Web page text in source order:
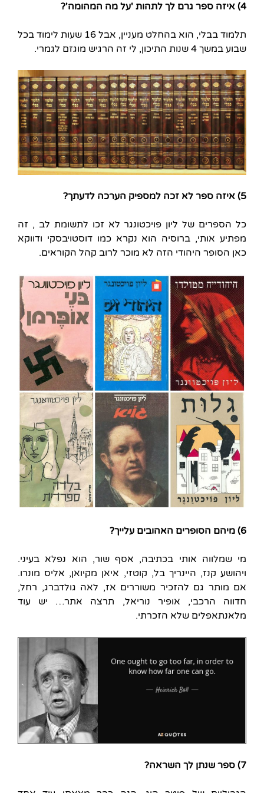
4) איזה ספר גרם לך לתהות 'על מה המהומה'?
תלמוד בבלי, הוא בהחלט מעניין, אבל 16 שעות לימוד בכל
שבוע במשך 4 שנות התיכון, לי זה הרגיש מוגזם לגמרי.
5) איזה ספר לא זכה למספיק הערכה לדעתך?
כל הספרים של ליון פויכטונגר לא זכו לתשומת לב , זה
מפתיע אותי, ברוסיה הוא נקרא כמו דוסטויבסקי ודווקא
כאן הסופר היהודי הזה לא מוכר לרוב קהל הקוראים.
6) מיהם הסופרים האהובים עלייך?
מי שמלווה אותי בכתיבה, אסף שור, הוא נפלא בעיני.
ויהושע קנז, היינריך בל, קוטזי, איאן מקיואן, אליס מונרו.
אם מותר גם להזכיר משוררים אז, לאה גולדברג, רחל,
חדווה הרכבי, אופיר נוריאל, תרצה אתר… יש עוד
מלאנתאפלים שלא הזכרתי.
7) ספר שנתן לך השראה?